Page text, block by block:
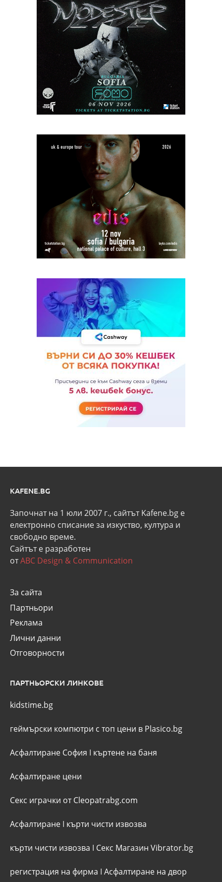
KAFENE.BG
Започнат на 1 юли 2007 г., сайтът Kafene.bg e
eлектронно списание за изкуство, култура и
свободно време.
Сайтът е разработен
отABC Design & Communication
За сайта
Партньори
Реклама
Лични данни
Отговорности
ПАРТНЬОРСКИ ЛИНКОВЕ
kidstime.bg
геймърски компютри с топ цени в Plasico.bg
Асфалтиране София I къртене на баня
Асфалтиране цени
Секс играчки от Cleopatrabg.com
Асфалтиране I кърти чисти извозва
кърти чисти извозва I Секс Магазин Vibrator.bg
регистрация на фирма I Асфалтиране на двор